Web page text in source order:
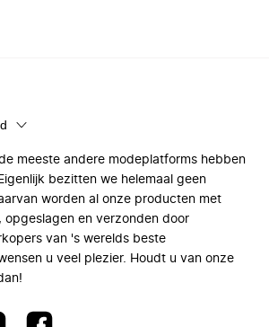
meeste andere modeplatforms hebben
bezitten we helemaal geen
worden al onze producten met
opgeslagen en verzonden door
van 's werelds beste
u veel plezier. Houdt u van onze